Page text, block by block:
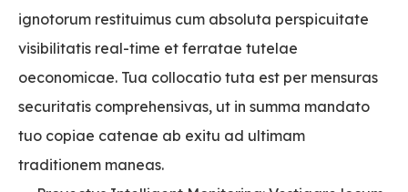
ignotorum restituimus cum absoluta perspicuitate
visibilitatis real-time et ferratae tutelae
oeconomicae. Tua collocatio tuta est per mensuras
securitatis comprehensivas, ut in summa mandato
tuo copiae catenae ab exitu ad ultimam
traditionem maneas.